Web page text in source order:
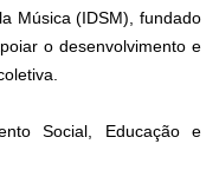
Música (IDSM), fundado
o desenvolvimento e
Social, Educação e